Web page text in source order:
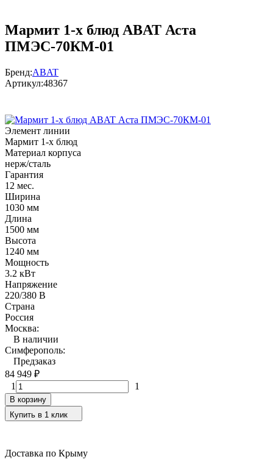
Мармит 1-х блюд ABAT Аста
ПМЭС-70КМ-01
Бренд:ABAT
Артикул:48367
Элемент линии
Мармит 1-х блюд
Материал корпуса
нерж/сталь
Гарантия
12 мес.
Ширина
1030 мм
Длина
1500 мм
Высота
1240 мм
Мощность
3.2 кВт
Напряжение
220/380 В
Страна
Россия
Москва:
В наличии
Симферополь:
Предзаказ
84 949 ₽
1
1
В корзину
Купить в 1 клик
Доставка по Крыму